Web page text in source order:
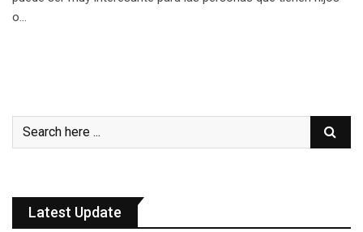
o…
Latest Update